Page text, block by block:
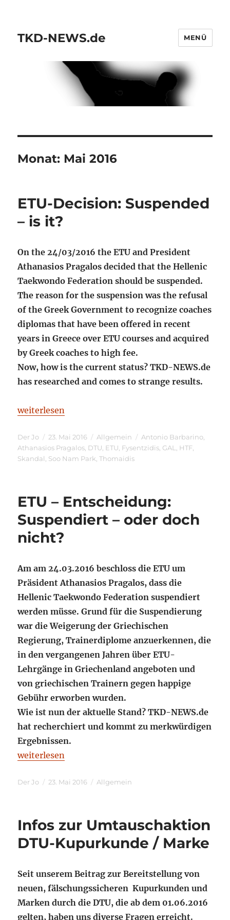
TKD-NEWS.de MENÜ
Monat: Mai 2016
ETU-Decision: Suspended
– is it?
On the 24/03/2016 the ETU and President
Athanasios Pragalos decided that the Hellenic
Taekwondo Federation should be suspended.
The reason for the suspension was the refusal
of the Greek Government to recognize coaches
diplomas that have been offered in recent
years in Greece over ETU courses and acquired
by Greek coaches to high fee.
Now, how is the current status? TKD-NEWS.de
has researched and comes to strange results.
„ETU-Decision: Suspended – is it?“
weiterlesen
Autor
Der Jo
Veröffentlicht
am
23. Mai 2016 Kategorien
Allgemein Schlagwörter
Antonio Barbarino,
Athanasios Pragalos, DTU, ETU, Fysentzidis, GAL, HTF,
Skandal, Soo Nam Park,Thomaidis
ETU – Entscheidung:
Suspendiert – oder doch
nicht?
Am am 24.03.2016 beschloss die ETU um
Präsident Athanasios Pragalos, dass die
Hellenic Taekwondo Federation suspendiert
werden müsse. Grund für die Suspendierung
war die Weigerung der Griechischen
Regierung, Trainerdiplome anzuerkennen, die
in den vergangenen Jahren über ETU-
Lehrgänge in Griechenland angeboten und
von griechischen Trainern gegen happige
Gebühr erworben wurden.
Wie ist nun der aktuelle Stand? TKD-NEWS.de
hat recherchiert und kommt zu merkwürdigen
Ergebnissen.
„ETU – Entscheidung: Suspendiert – oder doch
weiterlesen
Autor
Der Jo
Veröffentlicht
23. Mai 2016 Kategorien
Allgemein
Infos zur Umtauschaktion
DTU-Kupurkunde / Marke
Seit unserem Beitrag zur Bereitstellung von
neuen, fälschungssicheren Kupurkunden und
Marken durch die DTU, die ab dem 01.06.2016
gelten, haben uns diverse Fragen erreicht.